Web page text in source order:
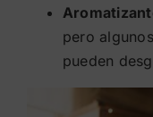
pero
pueden